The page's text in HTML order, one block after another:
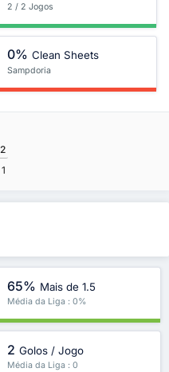
2 / 2 Jogos
0% Clean Sheets
Sampdoria
2
1
65% Mais de 1.5
Média da Liga : 0%
2 Golos / Jogo
Média da Liga : 0